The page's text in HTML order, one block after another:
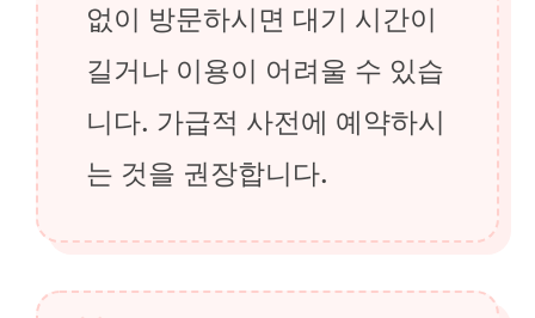
없이 방문하시면 대기 시간이
길거나 이용이 어려울 수 있습
니다. 가급적 사전에 예약하시
는 것을 권장합니다.